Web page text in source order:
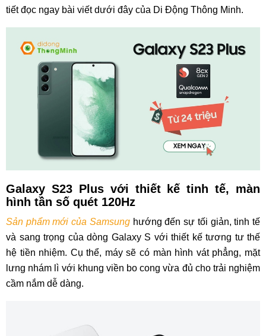
tiết đọc ngay bài viết dưới đây của Di Động Thông Minh.
Galaxy S23 Plus với thiết kế tinh tế, màn
hình tần số quét 120Hz
Sản phẩm mới của Samsunghướng đến sự tối giản, tinh tế
và sang trọng của dòng Galaxy S với thiết kế tương tư thế
hệ tiền nhiệm. Cụ thể, máy sẽ có màn hình vát phẳng, mặt
lưng nhám lì với khung viền bo cong vừa đủ cho trải nghiệm
cầm nắm dễ dàng.